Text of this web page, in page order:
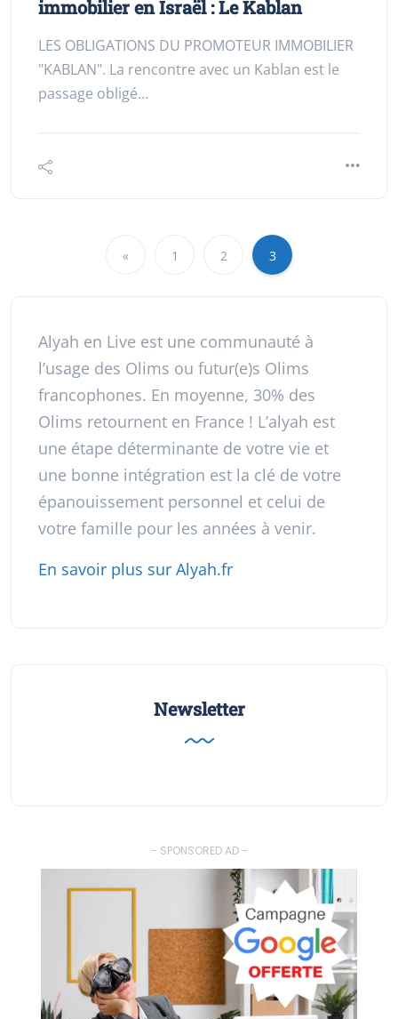
immobilier en Israël : Le Kablan
LES OBLIGATIONS DU PROMOTEUR IMMOBILIER
"KABLAN". La rencontre avec un Kablan est le
passage obligé…
« 1 2 3
Alyah en Live est une communauté à
l’usage des Olims ou futur(e)s Olims
francophones. En moyenne, 30% des
Olims retournent en France ! L’alyah est
une étape déterminante de votre vie et
une bonne intégration est la clé de votre
épanouissement personnel et celui de
votre famille pour les années à venir.
En savoir plus sur Alyah.fr
Newsletter
- SPONSORED AD -